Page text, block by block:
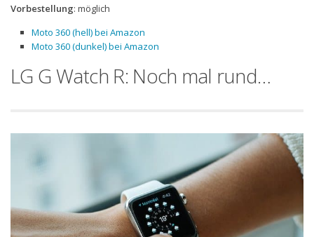
Vorbestellung: möglich
Moto 360 (hell) bei Amazon
Moto 360 (dunkel) bei Amazon
LG G Watch R: Noch mal rund…